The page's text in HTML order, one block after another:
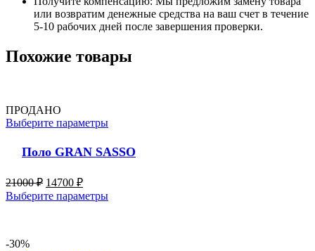
или возвратим денежные средства на ваш счет в течение
5-10 рабочих дней после завершения проверки.
Похожие товары
ПРОДАНО
Выберите параметры
Поло GRAN SASSO
21000₽ 14700 ₽
Выберите параметры
-30%